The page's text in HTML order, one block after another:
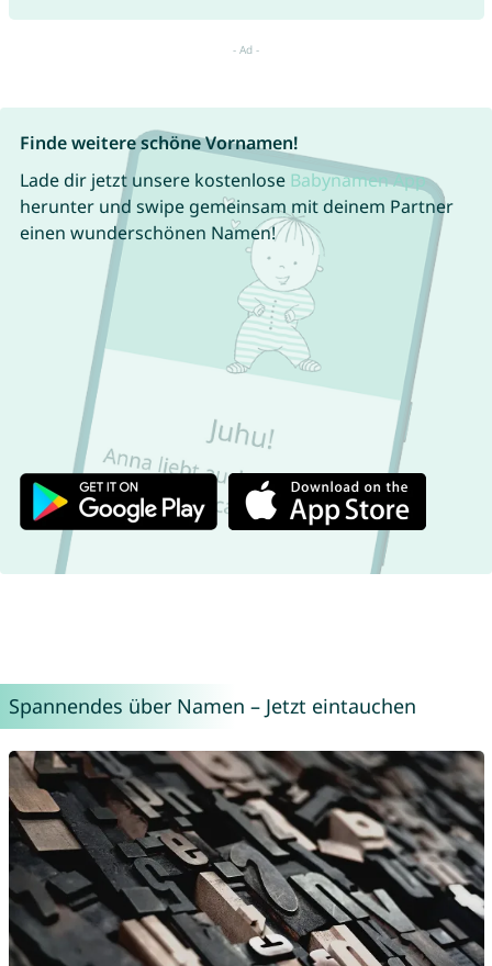
Finde weitere schöne Vornamen!
Lade dir jetzt unsere kostenlose Babynamen App
herunter und swipe gemeinsam mit deinem Partner
einen wunderschönen Namen!
Spannendes über Namen – Jetzt eintauchen